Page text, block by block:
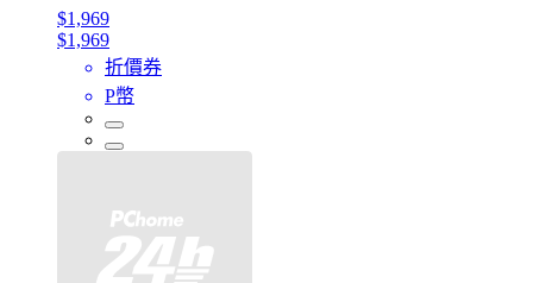
$1,969
$1,969
折價券
P幣